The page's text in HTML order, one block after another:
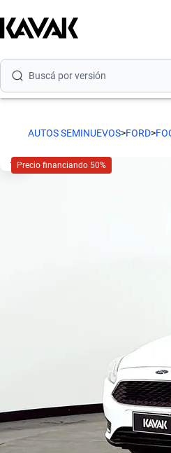
Buscá por modelo
Buscá por año
Buscá por marca
Buscá por modelo
AUTOS SEMINUEVOS>FORD>
Precio financiando 50%